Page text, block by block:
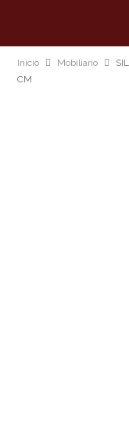
Inicio Mobiliario
CM